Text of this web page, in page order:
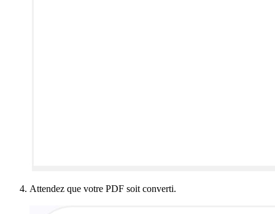
Attendez que votre PDF soit converti.